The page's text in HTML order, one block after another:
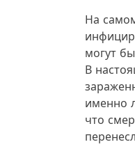
На
могут
В
именно
что